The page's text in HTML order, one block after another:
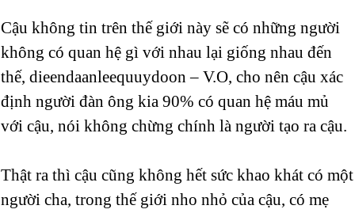
Cậu không tin trên thế giới này sẽ có những người
không có quan hệ gì với nhau lại giống nhau đến
thế, dieendaanleequuydoon – V.O, cho nên cậu xác
định người đàn ông kia 90% có quan hệ máu mủ
với cậu, nói không chừng chính là người tạo ra cậu.
Thật ra thì cậu cũng không hết sức khao khát có một
người cha, trong thế giới nho nhỏ của cậu, có mẹ